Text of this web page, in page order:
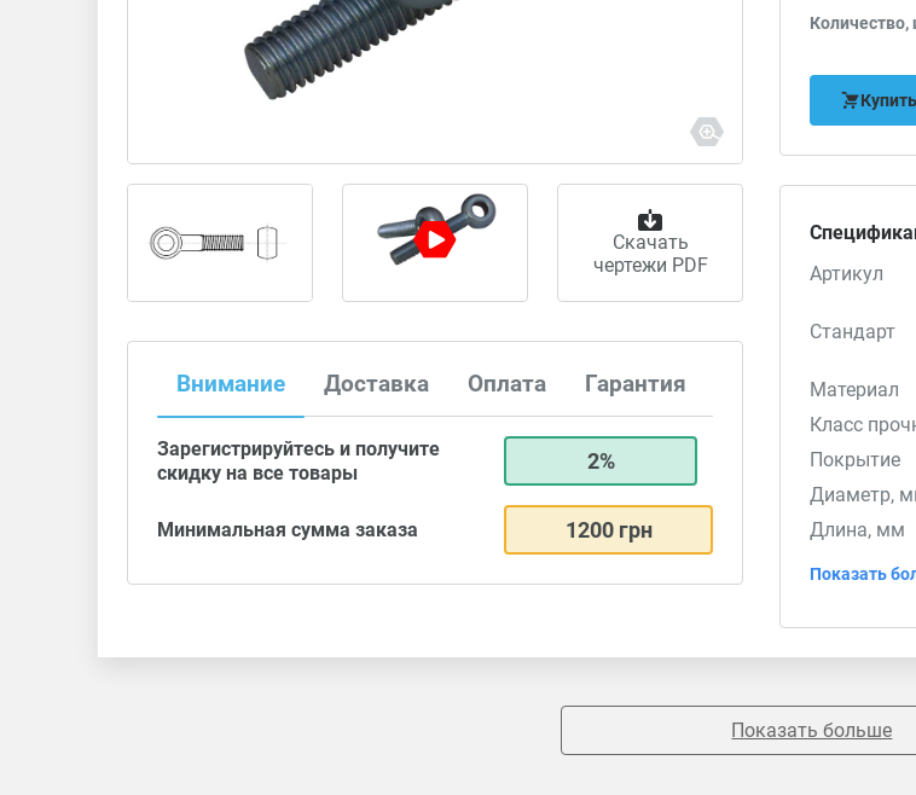
Скачать
чертежи PDF
Внимание Доставка Оплата Гарантия
Зарегистрируйтесь и получите
скидку на все товары
2%
Минимальная сумма заказа 1200 грн
Количество,
Купить
Артикул
Стандарт
Материал
Класс
Покрытие
Диаметр,
Длина, мм
Показать
Показать больше